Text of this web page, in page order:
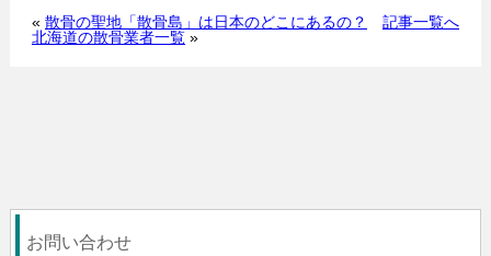
« 散骨の聖地「散骨島」は日本のどこにあるの？
記事一覧へ
北海道の散骨業者一覧»
お問い合わせ